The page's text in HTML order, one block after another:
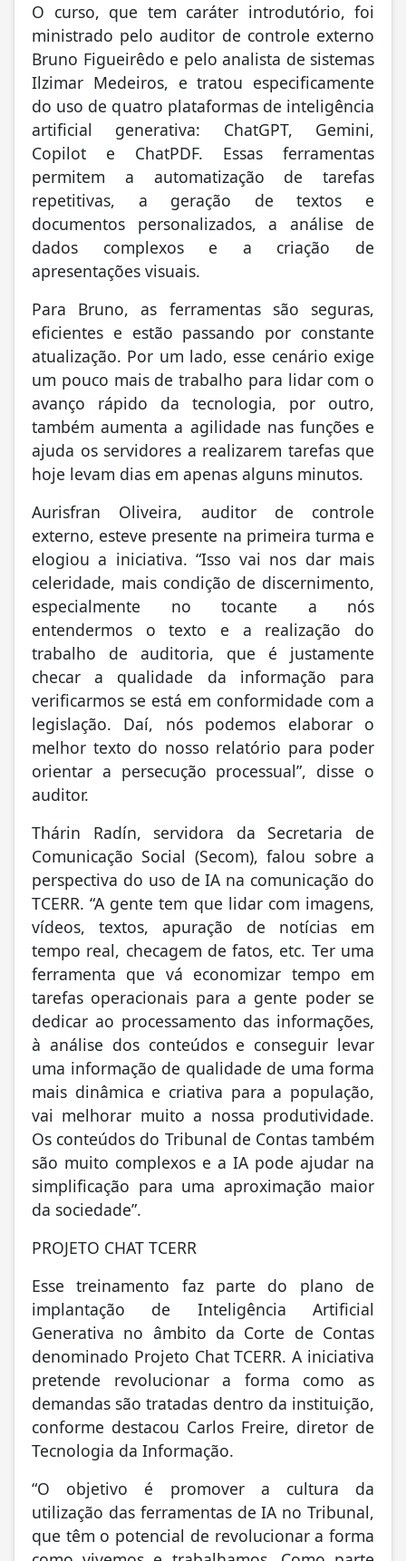
O curso, que tem caráter introdutório, foi
ministrado pelo auditor de controle externo
Bruno Figueirêdo e pelo analista de sistemas
Ilzimar Medeiros, e tratou especificamente
do uso de quatro plataformas de inteligência
artificial generativa: ChatGPT, Gemini,
Copilot e ChatPDF. Essas ferramentas
permitem a automatização de tarefas
repetitivas, a geração de textos e
documentos personalizados, a análise de
dados complexos e a criação de
apresentações visuais.
Para Bruno, as ferramentas são seguras,
eficientes e estão passando por constante
atualização. Por um lado, esse cenário exige
um pouco mais de trabalho para lidar com o
avanço rápido da tecnologia, por outro,
também aumenta a agilidade nas funções e
ajuda os servidores a realizarem tarefas que
hoje levam dias em apenas alguns minutos.
Aurisfran Oliveira, auditor de controle
externo, esteve presente na primeira turma e
elogiou a iniciativa. “Isso vai nos dar mais
celeridade, mais condição de discernimento,
especialmente no tocante a nós
entendermos o texto e a realização do
trabalho de auditoria, que é justamente
checar a qualidade da informação para
verificarmos se está em conformidade com a
legislação. Daí, nós podemos elaborar o
melhor texto do nosso relatório para poder
orientar a persecução processual”, disse o
auditor.
Thárin Radín, servidora da Secretaria de
Comunicação Social (Secom), falou sobre a
perspectiva do uso de IA na comunicação do
TCERR. “A gente tem que lidar com imagens,
vídeos, textos, apuração de notícias em
tempo real, checagem de fatos, etc. Ter uma
ferramenta que vá economizar tempo em
tarefas operacionais para a gente poder se
dedicar ao processamento das informações,
à análise dos conteúdos e conseguir levar
uma informação de qualidade de uma forma
mais dinâmica e criativa para a população,
vai melhorar muito a nossa produtividade.
Os conteúdos do Tribunal de Contas também
são muito complexos e a IA pode ajudar na
simplificação para uma aproximação maior
da sociedade”.
PROJETO CHAT TCERR
Esse treinamento faz parte do plano de
implantação de Inteligência Artificial
Generativa no âmbito da Corte de Contas
denominado Projeto Chat TCERR. A iniciativa
pretende revolucionar a forma como as
demandas são tratadas dentro da instituição,
conforme destacou Carlos Freire, diretor de
Tecnologia da Informação.
“O objetivo é promover a cultura da
utilização das ferramentas de IA no Tribunal,
que têm o potencial de revolucionar a forma